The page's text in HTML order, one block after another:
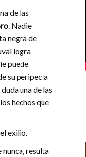
de las
. Nadie
negra de
logra
puede
su peripecia
una de las
hechos que
exilio.
nunca, resulta